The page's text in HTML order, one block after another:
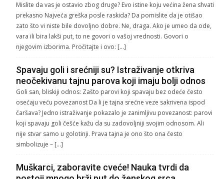
Mislite da vas je ostavio zbog druge? Evo istine koju većina žena shvati
prekasno Najveća greška posle raskida? Da pomislite da je otišao
zato što vi niste bile dovoljno dobre. Ne, draga. Ako je umeo da ode,
vara ili bira lakši put, to ne govori o vašoj vrednosti. Govori o
njegovim izborima. Pročitajte i ovo: […]
Spavaju goli i srećniji su? Istraživanje otkriva
neočekivanu tajnu parova koji imaju bolji odnos
Goli san, bliskiji odnos: Zašto parovi koji spavaju bez odeće često
osećaju veću povezanost Da li je tajna srećne veze sakrivena ispod
čaršava? Jedno istraživanje pokazalo je zanimljivu povezanost: parovi
koji spavaju goli češće kažu da su zadovoljniji svojim odnosom. Ali
nije stvar samo u golotinji. Prava tajna je ono što ona često
simbolizuje – […]
Muškarci, zaboravite cveće! Nauka tvrdi da